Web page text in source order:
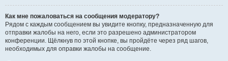
Как мне пожаловаться на сообщения модератору?
Рядом с каждым сообщением вы увидите кнопку, предназначенную для
отправки жалобы на него, если это разрешено администратором
конференции. Щёлкнув по этой кнопке, вы пройдёте через ряд шагов,
необходимых для оправки жалобы на сообщение.